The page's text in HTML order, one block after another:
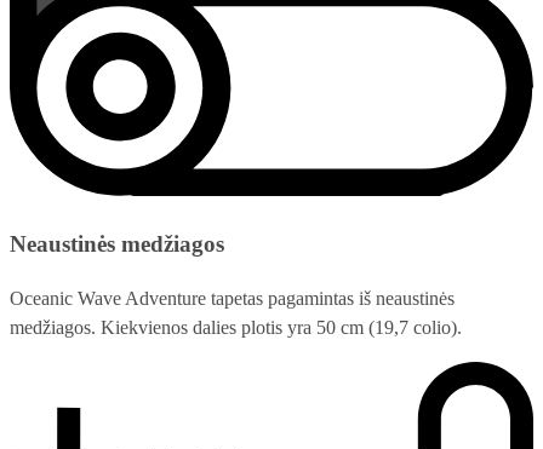
Neaustinės medžiagos
Oceanic Wave Adventure tapetas pagamintas iš neaustinės
medžiagos. Kiekvienos dalies plotis yra 50 cm (19,7 colio).